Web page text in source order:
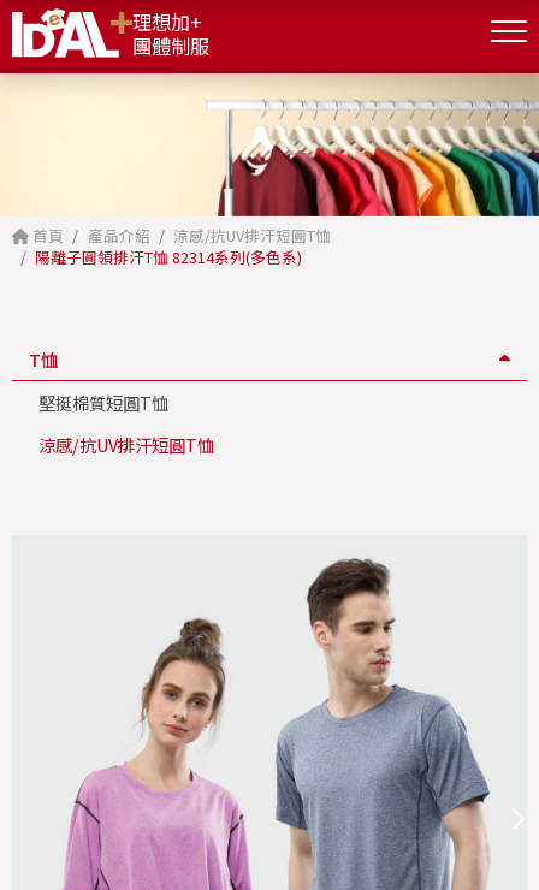
理想加+
團體制服
首頁 產品介紹
涼感/抗UV排汗短圓T恤
陽離子圓領排汗T恤 82314系列(多色系)
T恤
堅挺棉質短圓T恤
涼感/抗UV排汗短圓T恤